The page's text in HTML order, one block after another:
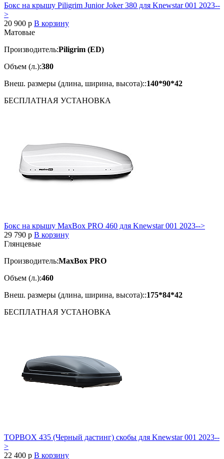
Бокс на крышу Piligrim Junior Joker 380 для Knewstar 001 2023--
>
20 900 p В корзину
Матовые
Производитель:Piligrim (ED)
Объем (л.):380
Внеш. размеры (длина, ширина, высота)::140*90*42
БЕСПЛАТНАЯ УСТАНОВКА
Бокс на крышу MaxBox PRO 460 для Knewstar 001 2023-->
29 790 p В корзину
Глянцевые
Производитель:MaxBox PRO
Объем (л.):460
Внеш. размеры (длина, ширина, высота)::175*84*42
БЕСПЛАТНАЯ УСТАНОВКА
TOPBOX 435 (Черный дастинг) скобы для Knewstar 001 2023--
>
22 400 p В корзину